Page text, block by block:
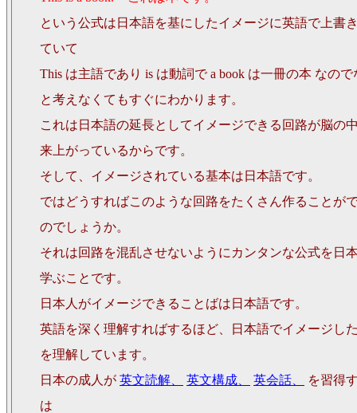
という公式は日本語を基にしたイメージに英語で上書
ていて
This は主語であり is は動詞で a book は一冊の本 なので
と考えなくてもすぐにわかります。
これは日本語の延長としてイメージできる回路が脳の
来上がっているからです。
そして、イメージされている基本は日本語です。
ではどうすればこのような回路をたくさん作ることが
のでしょうか。
それは回路を混乱させないようにカンタンな公式を日
学ぶことです。
日本人がイメージできることばは日本語です。
英語を深く理解すればするほど、日本語でイメージし
を理解しています。
日本の成人が 英文読解、 英文構成、 英会話、
を習得
は